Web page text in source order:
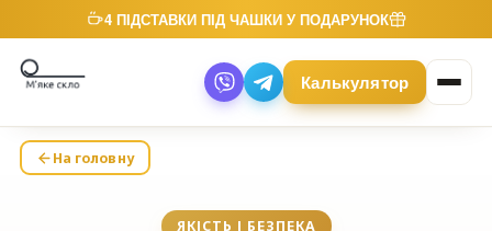
4 ПІДСТАВКИ ПІД ЧАШКИ У ПОДАРУНОК
Калькулятор
На головну
ЯКІСТЬ І БЕЗПЕКА